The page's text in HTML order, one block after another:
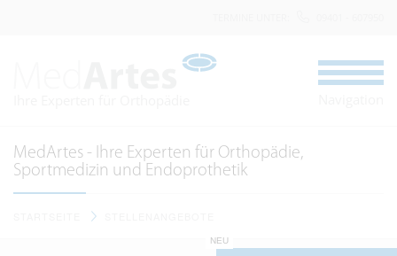
MedArtes - Ihre Experten für Orthopädie,
Sportmedizin und Endoprothetik
NEU